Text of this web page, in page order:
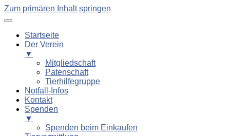
Zum primären Inhalt springen
Startseite
Der Verein
▼
Mitgliedschaft
Patenschaft
Tierhilfegruppe
Notfall-Infos
Kontakt
Spenden
▼
Spenden beim Einkaufen